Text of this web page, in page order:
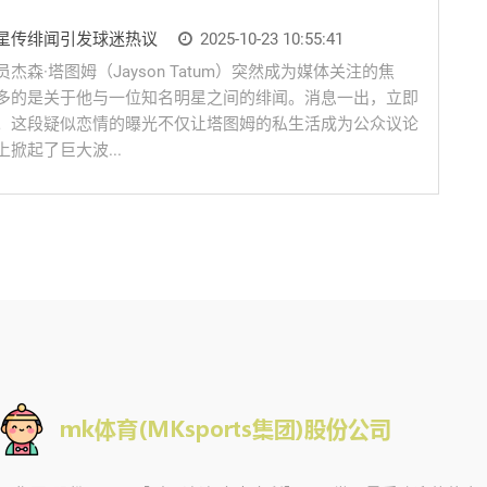
传绯闻引发球迷热议
2025-10-23 10:55:41
森·塔图姆（Jayson Tatum）突然成为媒体关注的焦
的是关于他与一位知名明星之间的绯闻。消息一出，立即
这段疑似恋情的曝光不仅让塔图姆的私生活成为公众议论
掀起了巨大波...